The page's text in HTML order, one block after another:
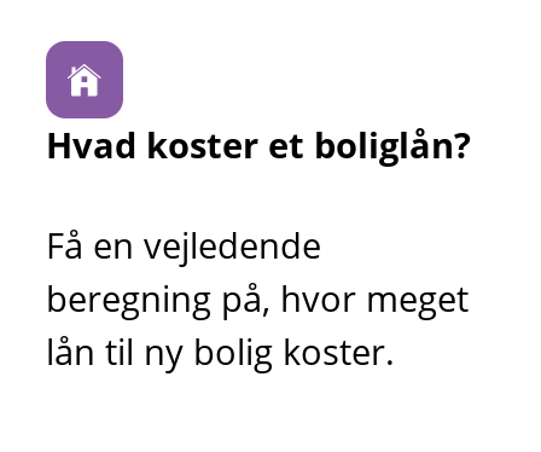
Hvad koster et boliglån?
Få en vejledende
beregning på, hvor meget
lån til ny bolig koster.